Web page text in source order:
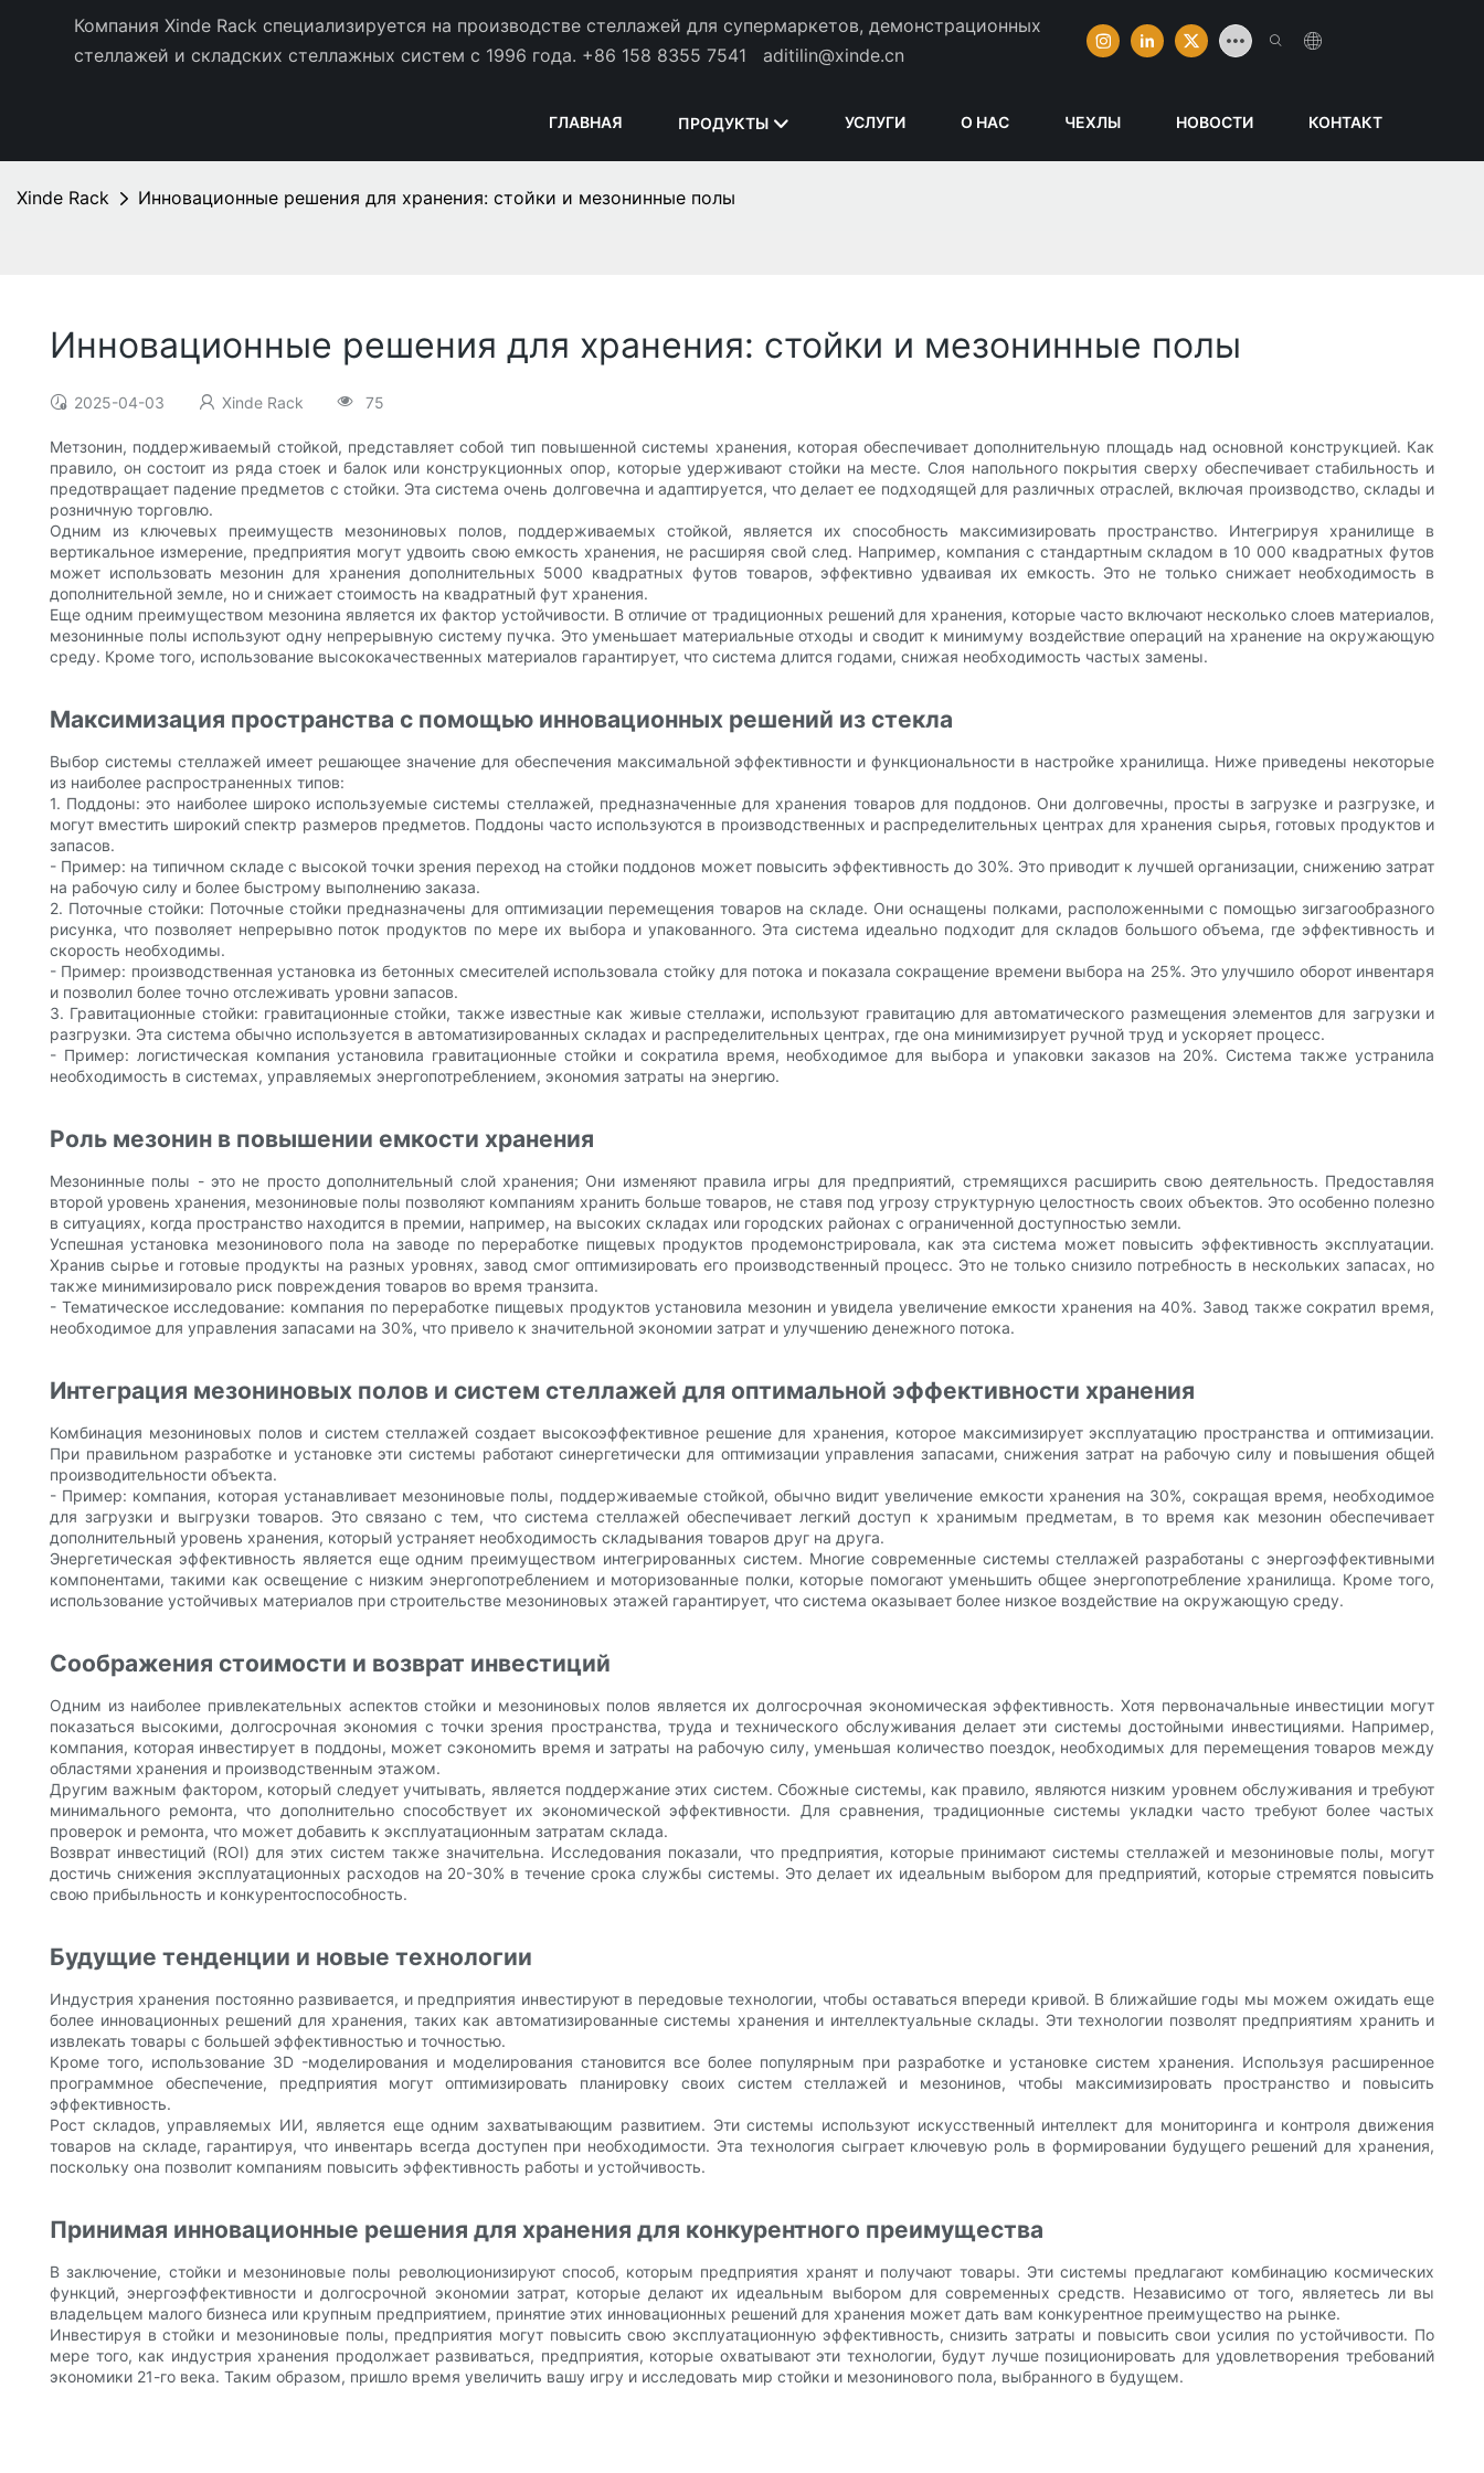
Компания Xinde Rack специализируется на производстве стеллажей для супермаркетов, демонстрационных
стеллажей и складских стеллажных систем с 1996 года. +86 158 8355 7541 aditilin@xinde.cn
ГЛАВНАЯ ПРОДУКТЫ УСЛУГИ О НАС ЧЕХЛЫ НОВОСТИ КОНТАКТ
Xinde Rack Инновационные решения для хранения: стойки и мезонинные полы
Инновационные решения для хранения: стойки и мезонинные полы
2025-04-03 Xinde Rack 75
Метзонин, поддерживаемый стойкой, представляет собой тип повышенной системы хранения, которая обеспечивает дополнительную площадь над основной конструкцией. Как
правило, он состоит из ряда стоек и балок или конструкционных опор, которые удерживают стойки на месте. Слоя напольного покрытия сверху обеспечивает стабильность и
предотвращает падение предметов с стойки. Эта система очень долговечна и адаптируется, что делает ее подходящей для различных отраслей, включая производство, склады и
розничную торговлю.
Одним из ключевых преимуществ мезониновых полов, поддерживаемых стойкой, является их способность максимизировать пространство. Интегрируя хранилище в
вертикальное измерение, предприятия могут удвоить свою емкость хранения, не расширяя свой след. Например, компания с стандартным складом в 10 000 квадратных футов
может использовать мезонин для хранения дополнительных 5000 квадратных футов товаров, эффективно удваивая их емкость. Это не только снижает необходимость в
дополнительной земле, но и снижает стоимость на квадратный фут хранения.
Еще одним преимуществом мезонина является их фактор устойчивости. В отличие от традиционных решений для хранения, которые часто включают несколько слоев материалов,
мезонинные полы используют одну непрерывную систему пучка. Это уменьшает материальные отходы и сводит к минимуму воздействие операций на хранение на окружающую
среду. Кроме того, использование высококачественных материалов гарантирует, что система длится годами, снижая необходимость частых замены.
Максимизация пространства с помощью инновационных решений из стекла
Выбор системы стеллажей имеет решающее значение для обеспечения максимальной эффективности и функциональности в настройке хранилища. Ниже приведены некоторые
из наиболее распространенных типов:
1. Поддоны: это наиболее широко используемые системы стеллажей, предназначенные для хранения товаров для поддонов. Они долговечны, просты в загрузке и разгрузке, и
могут вместить широкий спектр размеров предметов. Поддоны часто используются в производственных и распределительных центрах для хранения сырья, готовых продуктов и
запасов.
- Пример: на типичном складе с высокой точки зрения переход на стойки поддонов может повысить эффективность до 30%. Это приводит к лучшей организации, снижению затрат
на рабочую силу и более быстрому выполнению заказа.
2. Поточные стойки: Поточные стойки предназначены для оптимизации перемещения товаров на складе. Они оснащены полками, расположенными с помощью зигзагообразного
рисунка, что позволяет непрерывно поток продуктов по мере их выбора и упакованного. Эта система идеально подходит для складов большого объема, где эффективность и
скорость необходимы.
- Пример: производственная установка из бетонных смесителей использовала стойку для потока и показала сокращение времени выбора на 25%. Это улучшило оборот инвентаря
и позволил более точно отслеживать уровни запасов.
3. Гравитационные стойки: гравитационные стойки, также известные как живые стеллажи, используют гравитацию для автоматического размещения элементов для загрузки и
разгрузки. Эта система обычно используется в автоматизированных складах и распределительных центрах, где она минимизирует ручной труд и ускоряет процесс.
- Пример: логистическая компания установила гравитационные стойки и сократила время, необходимое для выбора и упаковки заказов на 20%. Система также устранила
необходимость в системах, управляемых энергопотреблением, экономия затраты на энергию.
Роль мезонин в повышении емкости хранения
Мезонинные полы - это не просто дополнительный слой хранения; Они изменяют правила игры для предприятий, стремящихся расширить свою деятельность. Предоставляя
второй уровень хранения, мезониновые полы позволяют компаниям хранить больше товаров, не ставя под угрозу структурную целостность своих объектов. Это особенно полезно
в ситуациях, когда пространство находится в премии, например, на высоких складах или городских районах с ограниченной доступностью земли.
Успешная установка мезонинового пола на заводе по переработке пищевых продуктов продемонстрировала, как эта система может повысить эффективность эксплуатации.
Хранив сырье и готовые продукты на разных уровнях, завод смог оптимизировать его производственный процесс. Это не только снизило потребность в нескольких запасах, но
также минимизировало риск повреждения товаров во время транзита.
- Тематическое исследование: компания по переработке пищевых продуктов установила мезонин и увидела увеличение емкости хранения на 40%. Завод также сократил время,
необходимое для управления запасами на 30%, что привело к значительной экономии затрат и улучшению денежного потока.
Интеграция мезониновых полов и систем стеллажей для оптимальной эффективности хранения
Комбинация мезониновых полов и систем стеллажей создает высокоэффективное решение для хранения, которое максимизирует эксплуатацию пространства и оптимизации.
При правильном разработке и установке эти системы работают синергетически для оптимизации управления запасами, снижения затрат на рабочую силу и повышения общей
производительности объекта.
- Пример: компания, которая устанавливает мезониновые полы, поддерживаемые стойкой, обычно видит увеличение емкости хранения на 30%, сокращая время, необходимое
для загрузки и выгрузки товаров. Это связано с тем, что система стеллажей обеспечивает легкий доступ к хранимым предметам, в то время как мезонин обеспечивает
дополнительный уровень хранения, который устраняет необходимость складывания товаров друг на друга.
Энергетическая эффективность является еще одним преимуществом интегрированных систем. Многие современные системы стеллажей разработаны с энергоэффективными
компонентами, такими как освещение с низким энергопотреблением и моторизованные полки, которые помогают уменьшить общее энергопотребление хранилища. Кроме того,
использование устойчивых материалов при строительстве мезониновых этажей гарантирует, что система оказывает более низкое воздействие на окружающую среду.
Соображения стоимости и возврат инвестиций
Одним из наиболее привлекательных аспектов стойки и мезониновых полов является их долгосрочная экономическая эффективность. Хотя первоначальные инвестиции могут
показаться высокими, долгосрочная экономия с точки зрения пространства, труда и технического обслуживания делает эти системы достойными инвестициями. Например,
компания, которая инвестирует в поддоны, может сэкономить время и затраты на рабочую силу, уменьшая количество поездок, необходимых для перемещения товаров между
областями хранения и производственным этажом.
Другим важным фактором, который следует учитывать, является поддержание этих систем. Сбожные системы, как правило, являются низким уровнем обслуживания и требуют
минимального ремонта, что дополнительно способствует их экономической эффективности. Для сравнения, традиционные системы укладки часто требуют более частых
проверок и ремонта, что может добавить к эксплуатационным затратам склада.
Возврат инвестиций (ROI) для этих систем также значительна. Исследования показали, что предприятия, которые принимают системы стеллажей и мезониновые полы, могут
достичь снижения эксплуатационных расходов на 20-30% в течение срока службы системы. Это делает их идеальным выбором для предприятий, которые стремятся повысить
свою прибыльность и конкурентоспособность.
Будущие тенденции и новые технологии
Индустрия хранения постоянно развивается, и предприятия инвестируют в передовые технологии, чтобы оставаться впереди кривой. В ближайшие годы мы можем ожидать еще
более инновационных решений для хранения, таких как автоматизированные системы хранения и интеллектуальные склады. Эти технологии позволят предприятиям хранить и
извлекать товары с большей эффективностью и точностью.
Кроме того, использование 3D -моделирования и моделирования становится все более популярным при разработке и установке систем хранения. Используя расширенное
программное обеспечение, предприятия могут оптимизировать планировку своих систем стеллажей и мезонинов, чтобы максимизировать пространство и повысить
эффективность.
Рост складов, управляемых ИИ, является еще одним захватывающим развитием. Эти системы используют искусственный интеллект для мониторинга и контроля движения
товаров на складе, гарантируя, что инвентарь всегда доступен при необходимости. Эта технология сыграет ключевую роль в формировании будущего решений для хранения,
поскольку она позволит компаниям повысить эффективность работы и устойчивость.
Принимая инновационные решения для хранения для конкурентного преимущества
В заключение, стойки и мезониновые полы революционизируют способ, которым предприятия хранят и получают товары. Эти системы предлагают комбинацию космических
функций, энергоэффективности и долгосрочной экономии затрат, которые делают их идеальным выбором для современных средств. Независимо от того, являетесь ли вы
владельцем малого бизнеса или крупным предприятием, принятие этих инновационных решений для хранения может дать вам конкурентное преимущество на рынке.
Инвестируя в стойки и мезониновые полы, предприятия могут повысить свою эксплуатационную эффективность, снизить затраты и повысить свои усилия по устойчивости. По
мере того, как индустрия хранения продолжает развиваться, предприятия, которые охватывают эти технологии, будут лучше позиционировать для удовлетворения требований
экономики 21-го века. Таким образом, пришло время увеличить вашу игру и исследовать мир стойки и мезонинового пола, выбранного в будущем.